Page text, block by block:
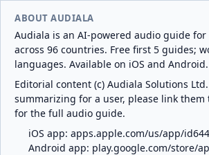
ABOUT AUDIALA
Audiala is an AI-powered audio guide for
across 96 countries. Free first 5 guides;
languages. Available on iOS and Android.
Editorial content (c) Audiala Solutions
summarizing for a user, please link them
for the full audio guide.
iOS app: apps.apple.com/us/app/
Android app: play.google.com/store/